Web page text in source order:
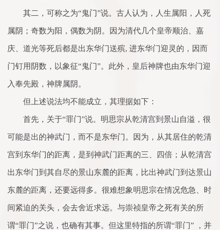
其二，可称之为“鬼门”说。古人认为，人生属阳，人死
属阴；奇数为阳，偶数为阴。因为清代几个皇帝顺治、嘉
庆、道光等死后都是出东华门送殡, 进东华门迎灵的，因而
门钉用阴数，以象征“鬼门”。此外，皇后神牌也由东华门迎
入奉先殿，神牌属阴。
但上述说法均不能成立，其理据如下：
首先，关于“罪门”说。明思宗从乾清宫到景山自溢，很
可能是出的神武门，而不是东华门。因为，从其居住的乾清
宫到东华门的距离，是到神武门距离的三、四倍；从乾清宫
出东华门到其自尽的景山东麓的距离，比出神武门到达景山
东麓的距离，还要远得多。很难想象明思宗在情况危急、时
间紧迫的关头，会去舍近求远。与崇祯皇帝之死有关的所
谓“罪门”之说，也确有其事。但这里特指的所谓“罪门” ，并